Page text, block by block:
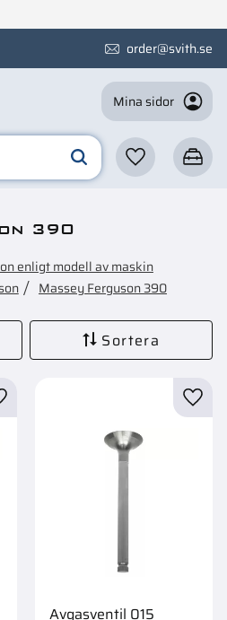
order@svith.se
Mina sidor
Favoriter
390
enligt modell av maskin
Massey Ferguson 390
Sortera
till i favoriter
Avgasventil 015